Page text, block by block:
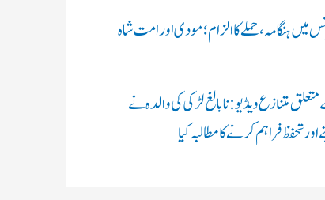
میں ہنگامہ، حملے کا الزام؛ مودی اور امت شاہ
متنازع ویڈیو: نابالغ لڑکی کی والدہ نے
تحفظ فراہم کرنے کا مطالبہ کیا